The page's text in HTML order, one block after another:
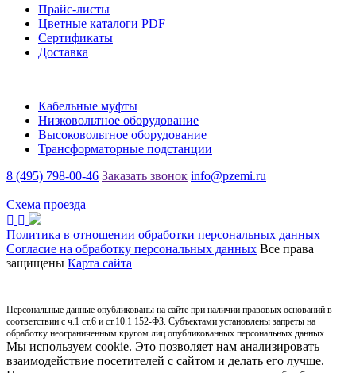
Прайс-листы
Цветные каталоги PDF
Сертификаты
Доставка
Кабельные муфты
Низковольтное оборудование
Высоковольтное оборудование
Трансформаторные подстанции
8 (495) 798-00-46 Заказать звонок info@pzemi.ru
Схема проезда
Политика в отношении обработки персональных данных
Согласие на обработку персональных данных Все права
защищены Карта сайта
Персональные данные опубликованы на сайте при наличии правовых оснований в
соответствии с ч.1 ст.6 и ст.10.1 152-ФЗ. Субъектами установлены запреты на
обработку неограниченным кругом лиц опубликованных персональных данных
Мы используем cookie. Это позволяет нам анализировать
взаимодействие посетителей с сайтом и делать его лучше.